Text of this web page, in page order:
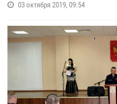
03 октября 2019, 09:54